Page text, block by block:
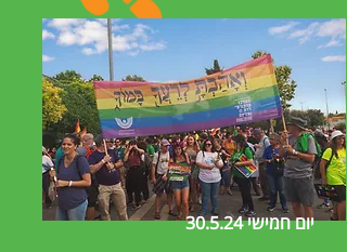
יום חמישי 30.5.24